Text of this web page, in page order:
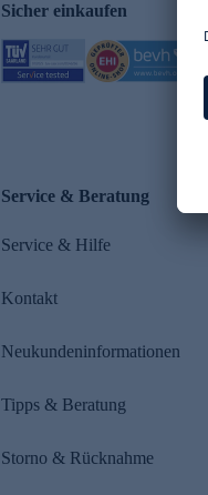
Sicher einkaufen
Service & Beratung
Service & Hilfe
Kontakt
Neukundeninformationen
Tipps & Beratung
Storno & Rücknahme